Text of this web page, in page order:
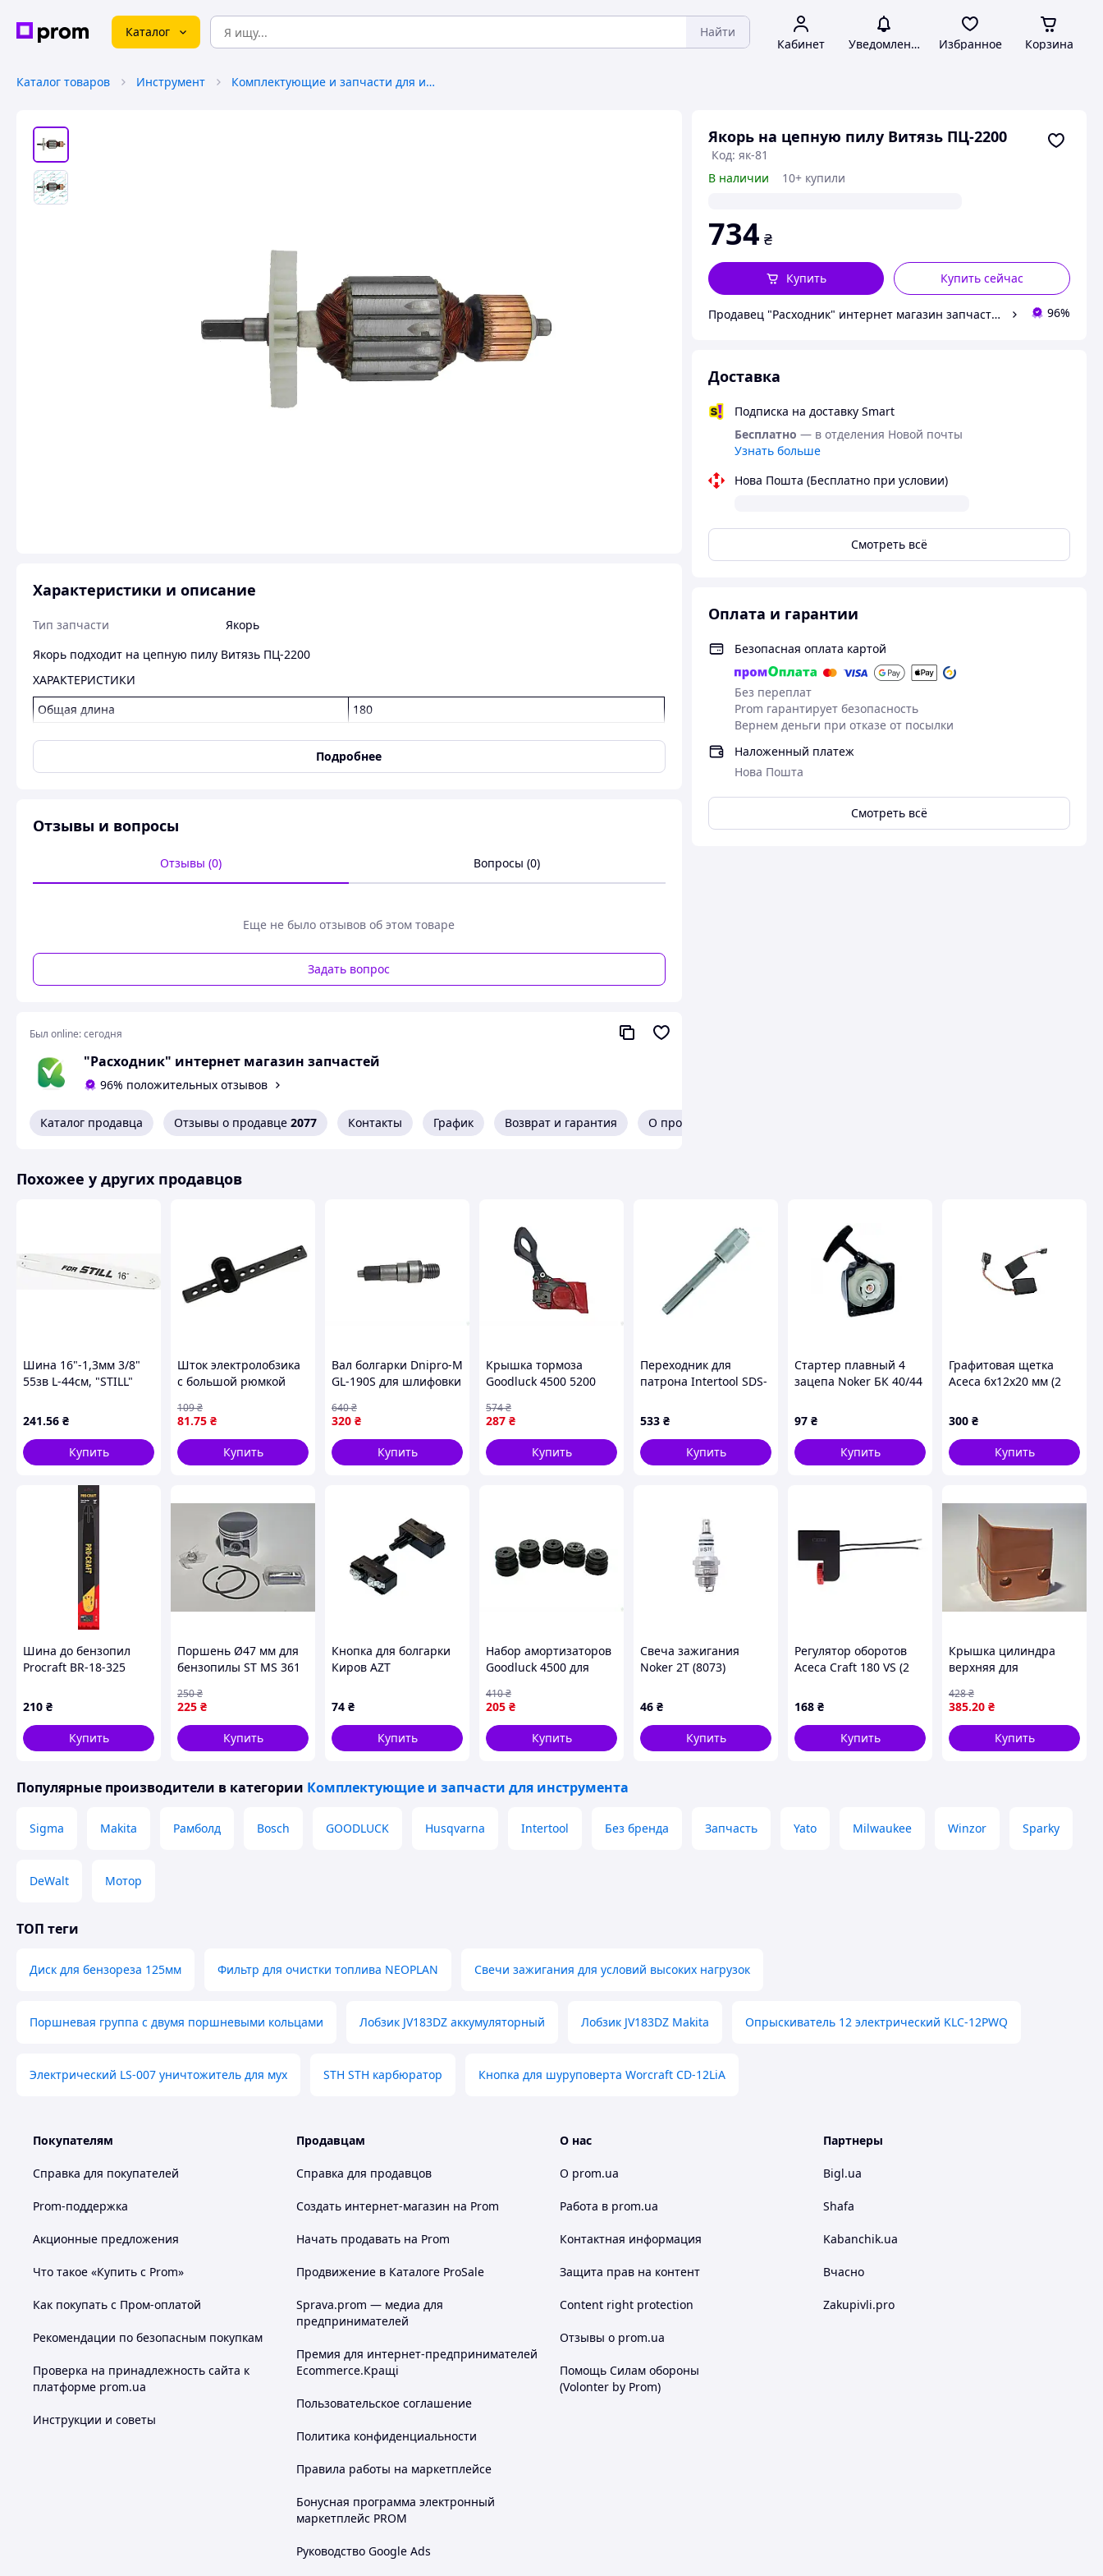
Каталог Найти
Кабинет Уведомления Избранное Корзина
Каталог товаров Инструмент Комплектующие и запчасти для инструмента
Якорь на цепную пилу Витязь ПЦ-2200
Код: як-81
В наличии
10+ купили
734 ₴
Купить сейчас
Купить
Продавец "Расходник" интернет магазин запчастей 96%
Доставка
Подписка на доставку Smart
Бесплатно — в отделения Новой почты
Узнать больше
Нова Пошта (Бесплатно при условии)
Смотреть всё
Оплата и гарантии
Безопасная оплата картой
Без переплат
Prom гарантирует безопасность
Вернем деньги при отказе от посылки
Наложенный платеж
Нова Пошта
Смотреть всё
Характеристики и описание
Тип запчасти
Якорь
Якорь подходит на цепную пилу Витязь ПЦ-2200
ХАРАКТЕРИСТИКИ
Общая длина
180
42
Посадка переднего подшипника
Посадка заднего подшипника
Хвостовик
Усеченный вал
Подробнее
Отзывы и вопросы
Отзывы (0) Вопросы (0)
Еще не было отзывов об этом товаре
Задать вопрос
Был online:сегодня
"Расходник" интернет магазин запчастей
96% положительных отзывов
Каталог продавца Отзывы о продавце 2077 Контакты График Возврат и гарантия О продавце
Похожее у других продавцов
Шина 16"-1,3мм 3/8"
55зв L-44см, "STILL"
241.56 ₴
Купить
Шток электролобзика
с большой рюмкой
мм — направляющий
шток для ремонта
лобзика
81.75 ₴
109₴
Купить
Вал болгарки Dnipro-M
GL-190S для шлифовки
мм и длиной 78 мм
320 ₴
640₴
Купить
Крышка тормоза
Goodluck 4500 5200
защита от случайного
включения
287 ₴
574₴
Купить
Переходник для
патрона Intertool SDS-
533 ₴
Купить
Стартер плавный 4
зацепа Noker БК 40/44
97 ₴
Купить
Графитовая щетка
Асеса 6x12x20 мм (2
300 ₴
Купить
Шина до бензопил
Procraft BR-18-325
210 ₴
Купить
Поршень Ø47 мм для
бензопилы ST MS 361
225 ₴
250₴
Купить
Кнопка для болгарки
Киров AZT
74 ₴
Купить
Набор амортизаторов
Goodluck 4500 для
уменьшения
вибрации и
повышения комфорта
работы
205 ₴
410₴
Купить
Свеча зажигания
Noker 2Т (8073)
46 ₴
Купить
Регулятор оборотов
Асеса Craft 180 VS (2
168 ₴
Купить
Крышка цилиндра
верхняя для
MS 361
385.20 ₴
428₴
Купить
Популярные производители в категории Комплектующие и запчасти для инструмента
Sigma Makita Рамболд Bosch GOODLUCK Husqvarna Intertool Без бренда Запчасть Yato Milwaukee Winzor Sparky
DeWalt Мотор
ТОП теги
Диск для бензореза 125мм Фильтр для очистки топлива NEOPLAN Свечи зажигания для условий высоких нагрузок
Поршневая группа с двумя поршневыми кольцами Лобзик JV183DZ аккумуляторный Лобзик JV183DZ Makita Опрыскиватель 12 электрический KLC-12PWQ
Электрический LS-007 уничтожитель для мух STH STH карбюратор Кнопка для шуруповерта Worcraft CD-12LiA
Покупателям
Справка для покупателей
Prom-поддержка
Акционные предложения
Что такое «Купить с Prom»
Как покупать с Пром-оплатой
Рекомендации по безопасным покупкам
Проверка на принадлежность сайта к
платформе prom.ua
Инструкции и советы
Продавцам
Справка для продавцов
Создать интернет-магазин на Prom
Начать продавать на Prom
Продвижение в Каталоге ProSale
Sprava.prom — медиа для
предпринимателей
Премия для интернет-предпринимателей
Ecommerce.Кращі
Пользовательское соглашение
Политика конфиденциальности
Правила работы на маркетплейсе
Бонусная программа электронный
маркетплейс PROM
Руководство Google Ads
О нас
О prom.ua
Работа в prom.ua
Контактная информация
Защита прав на контент
Content right protection
Отзывы о prom.ua
Помощь Силам обороны
(Volonter by Prom)
Партнеры
Bigl.ua
Shafa
Kabanchik.ua
Вчасно
Zakupivli.pro